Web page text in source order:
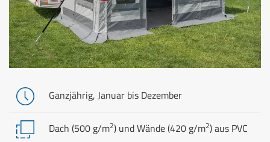
Ganzjährig, Januar bis Dezember
Dach (500 g/m2) und Wände (420 g/m2) aus PVC